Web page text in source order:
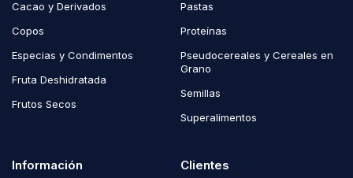
Cacao y Derivados
Copos
Especias y Condimentos
Fruta Deshidratada
Frutos Secos
Pastas
Proteínas
Pseudocereales y Cereales en
Grano
Semillas
Superalimentos
Información Clientes